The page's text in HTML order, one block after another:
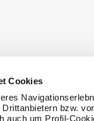
Cookies
bzw.
auch um Profil-